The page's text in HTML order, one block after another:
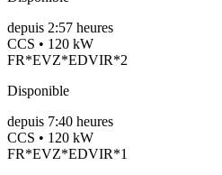
depuis 2:57 heures
CCS • 120 kW
FR*EVZ*EDVIR*2
Disponible
depuis 7:40 heures
CCS • 120 kW
FR*EVZ*EDVIR*1